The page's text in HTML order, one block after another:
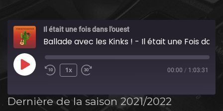
Il était une fois dans l'ouest
Play
1x 00:00 / 1:03:31
Dernière de la saison 2021/2022